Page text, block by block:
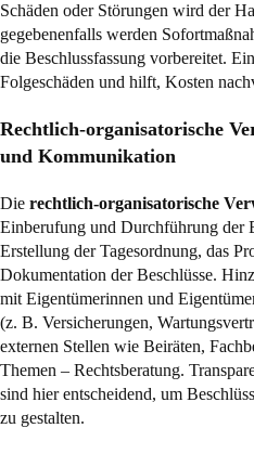
Schäden oder Störungen wird der
gegebenenfalls werden
die Beschlussfassung vorbereitet.
Folgeschäden und hilft, Kosten
Rechtlich-organisatorische
und Kommunikation
Die rechtlich-organisatorische
Einberufung und Durchführung der
Erstellung der Tagesordnung, das
Dokumentation der Beschlüsse.
mit Eigentümerinnen und
(z. B. Versicherungen,
externen Stellen wie Beiräten,
Themen – Rechtsberatung.
sind hier entscheidend, um
zu gestalten.